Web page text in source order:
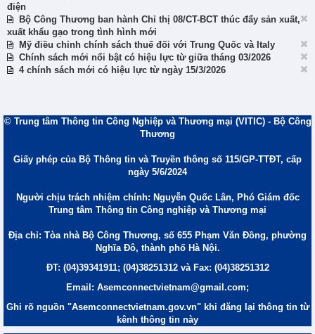
điện
Bộ Công Thương ban hành Chỉ thị 08/CT-BCT thúc đẩy sản xuất,
xuất khẩu gạo trong tình hình mới
Mỹ điều chỉnh chính sách thuế đối với Trung Quốc và Italy
Chính sách mới nổi bật có hiệu lực từ giữa tháng 03/2026
4 chính sách mới có hiệu lực từ ngày 15/3/2026
© Trung tâm Thông tin Công Nghiệp và Thương mại (VITIC) - Bộ Công
Thương
Giấy phép của Bộ Thông tin và Truyền thông số 115/GP-TTĐT, cấp
ngày 5/6/2024
Người chịu trách nhiệm chính: Nguyễn Quốc Lân, Phó Giám đốc
Trung tâm Thông tin Công nghiệp và Thương mại
Địa chỉ: Tòa nhà Bộ Công Thương, số 655 Phạm Văn Đồng, phường
Nghĩa Đô, thành phố Hà Nội.
ĐT: (04)39341911; (04)38251312 và Fax: (04)38251312
Email: Asemconnectvietnam@gmail.com;
Ghi rõ nguồn "Asemconnectvietnam.gov.vn" khi đăng lại thông tin từ
kênh thông tin này